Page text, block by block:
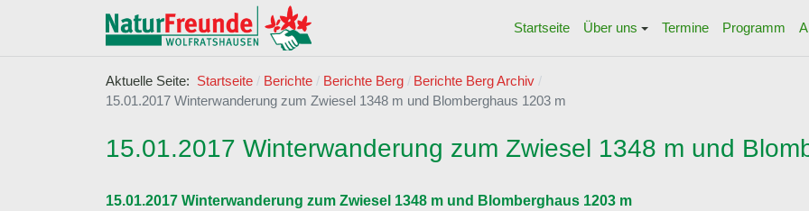
Startseite Über uns Termine Programm
Aktuelle Seite: Startseite Berichte Berichte Berg
Berichte Berg Archiv
15.01.2017 Winterwanderung zum Zwiesel 1348 m und Blomberghaus 1203 m
15.01.2017 Winterwanderung zum Zwiesel 1348 m und
15.01.2017 Winterwanderung zum Zwiesel 1348 m und Blomberghaus 1203 m